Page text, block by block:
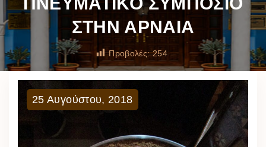
ΣΤΗΝ ΑΡΝΑΙΑ
Προβολές: 254
25 Αυγούστου, 2018